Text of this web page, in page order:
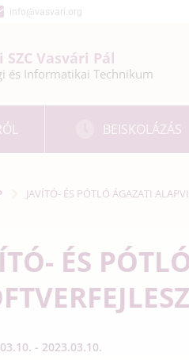
info@vasvari.org
SZC Vasvári Pál
és Informatikai Technikum
BEISKOLÁZÁS
JAVÍTÓ- ÉS PÓTLÓ ÁGAZATI
ÉS
- 2023.03.10.